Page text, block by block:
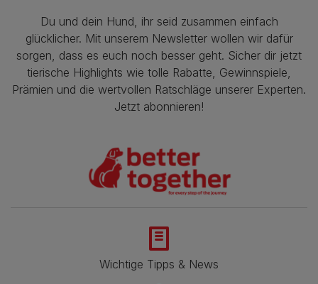
Du und dein Hund, ihr seid zusammen einfach
glücklicher. Mit unserem Newsletter wollen wir dafür
sorgen, dass es euch noch besser geht. Sicher dir jetzt
tierische Highlights wie tolle Rabatte, Gewinnspiele,
Prämien und die wertvollen Ratschläge unserer Experten.
Jetzt abonnieren!
Wichtige Tipps & News